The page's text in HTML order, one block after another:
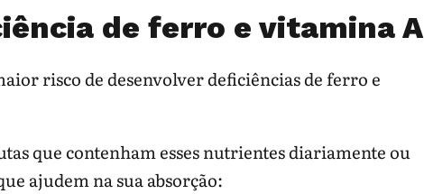
de ferro e vitamina A
risco de desenvolver deficiências de ferro e
que contenham esses nutrientes diariamente ou
ajudem na sua absorção: